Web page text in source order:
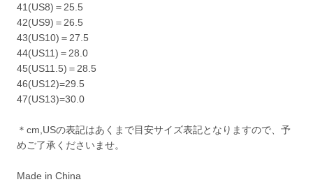
41(US8)＝25.5
42(US9)＝26.5
43(US10)＝27.5
44(US11)＝28.0
45(US11.5)＝28.5
46(US12)=29.5
47(US13)=30.0
＊cm,USの表記はあくまで目安サイズ表記となりますので、予
めご了承くださいませ。
Made in China